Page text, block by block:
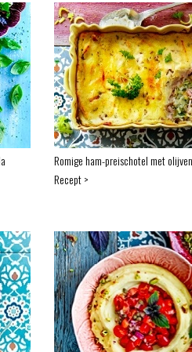
Romige ham-preischotel met
Recept >